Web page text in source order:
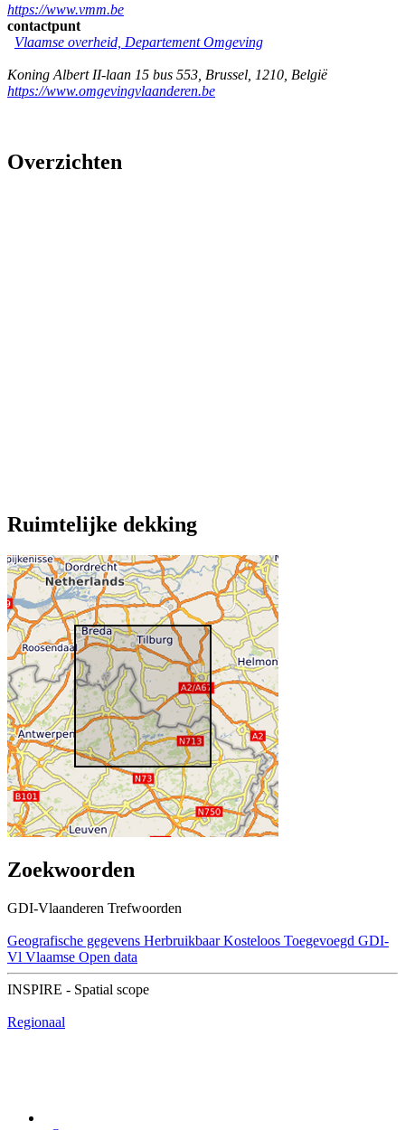
https://www.vmm.be
contactpunt
Vlaamse overheid, Departement Omgeving
Koning Albert II-laan 15 bus 553 Brussel 1210 België
https://www.omgevingvlaanderen.be
Overzichten
Ruimtelijke dekking
Zoekwoorden
GDI-Vlaanderen Trefwoorden
Geografische gegevens Herbruikbaar Kosteloos Toegevoegd GDI-
Vl Vlaamse Open data
INSPIRE - Spatial scope
Regionaal